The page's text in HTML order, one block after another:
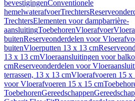
bevestigingenConventionele
hemelwaterafvoerTrechters
TrechtersElementen voor dampbarrière-
aansluitingToebehorenVloerafvoer
buitenReserveonderdelen voor
buitenVloerputten 13 x 13 cm
13 x 13 cmVloeraansluitingen voor
cmReserveonderdelen voor
terrassen, 13 x 13 cmVloerafvoeren 15 x
voor Vloerafvoeren 15 x 15 cm
ToebehorenGereedschappen